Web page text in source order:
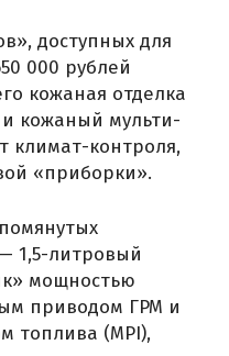
доступных для
000 рублей
кожаная отделка
кожаный мульти-
климат-контроля,
«приборки».
1,5-литровый
мощностью
приводом ГРМ и
топлива (MPI),